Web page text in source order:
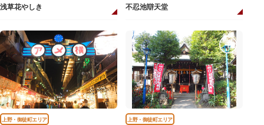
浅草花やしき 不忍池辯天堂
上野・御徒町エリア 上野・御徒町エリア